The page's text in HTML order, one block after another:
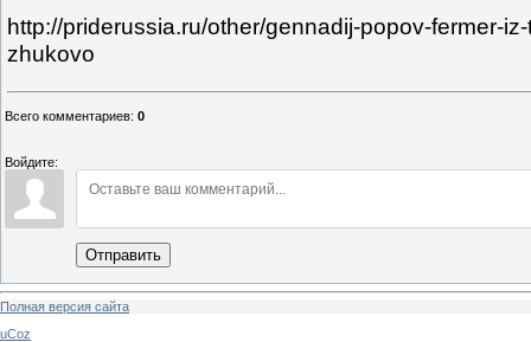
http://priderussia.ru/other/gennadij-popov-fermer-
zhukovo
Всего комментариев: 0
Войдите:
Отправить
Полная версия сайта
uCoz